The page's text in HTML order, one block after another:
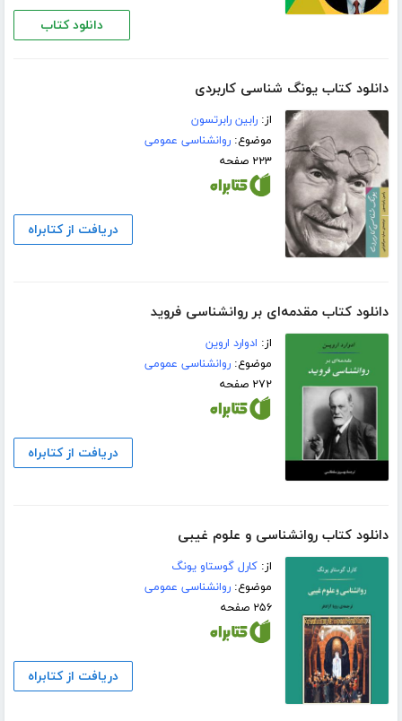
دانلود کتاب
دانلود کتاب یونگ شناسی کاربردی
از:رابین رابرتسون
موضوع:روانشناسی عمومی
۲۲۳ صفحه
دریافت از کتابراه
دانلود کتاب مقدمه‌ای بر روانشناسی فروید
از: ادوارد اروین
موضوع:روانشناسی عمومی
۲۷۲ صفحه
دریافت از کتابراه
دانلود کتاب روانشناسی و علوم غیبی
از:کارل گوستاو یونگ
موضوع:روانشناسی عمومی
۲۵۶ صفحه
دریافت از کتابراه